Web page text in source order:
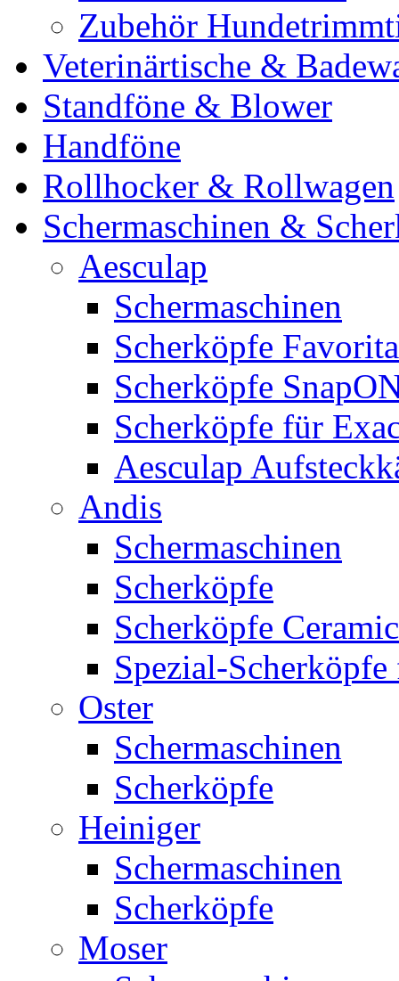
Zubehör
Veterinärtische &
Standföne & Blower
Handföne
Rollhocker & Rollwagen
Schermaschinen &
Aesculap
Schermaschinen
Scherköpfe
Scherköpfe
Scherköpfe für
Aesculap
Andis
Schermaschinen
Scherköpfe
Scherköpfe Ceramic
Spezial-
Oster
Schermaschinen
Scherköpfe
Heiniger
Schermaschinen
Scherköpfe
Moser